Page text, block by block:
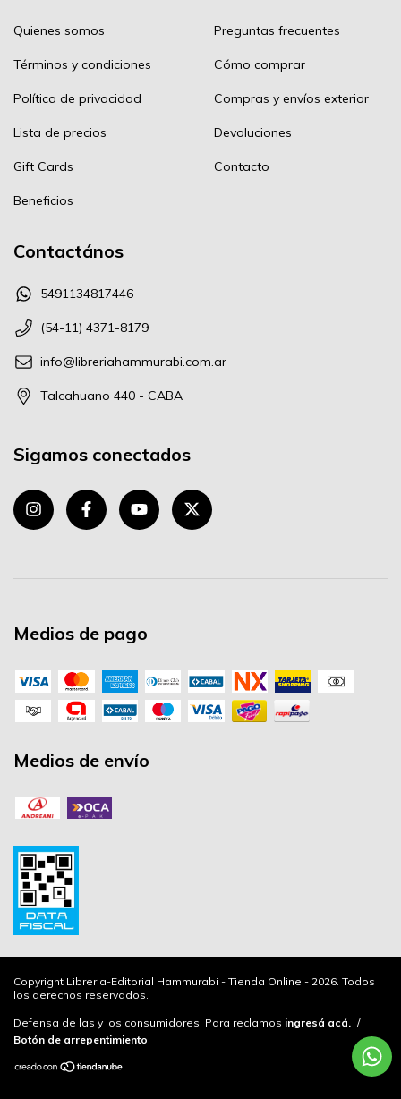
Quienes somos
Términos y condiciones
Política de privacidad
Lista de precios
Gift Cards
Beneficios
Preguntas frecuentes
Cómo comprar
Compras y envíos exterior
Devoluciones
Contacto
Contactános
5491134817446
(54-11) 4371-8179
info@libreriahammurabi.com.ar
Talcahuano 440 - CABA
Sigamos conectados
Medios de pago
Medios de envío
Copyright Libreria-Editorial Hammurabi - Tienda Online - 2026. Todos
los derechos reservados.
Defensa de las y los consumidores. Para reclamos ingresá acá. /
Botón de arrepentimiento